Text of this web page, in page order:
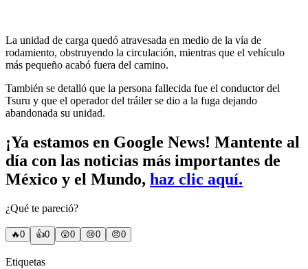
La unidad de carga quedó atravesada en medio de la vía de
rodamiento, obstruyendo la circulación, mientras que el vehículo
más pequeño acabó fuera del camino.
También se detalló que la persona fallecida fue el conductor del
Tsuru y que el operador del tráiler se dio a la fuga dejando
abandonada su unidad.
¡Ya estamos en Google News! Mantente al
día con las noticias más importantes de
México y el Mundo, haz clic aquí.
¿Qué te pareció?
🔥0 👍0 😲0 😢0 😠0
Etiquetas